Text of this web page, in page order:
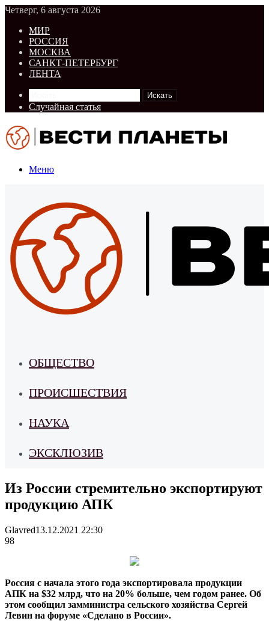
Четверг, 6 августа 2026
МИР
РОССИЯ
МОСКВА
САНКТ-ПЕТЕРБУРГ
ЛЕНТА
Искать
Случайная статья
Меню
ОБЩЕСТВО
ПРОИСШЕСТВИЯ
НАУКА
ЭКСКЛЮЗИВ
Из России стремительно экспортируют
продукцию АПК
Glavred13.12.2021 22:30
98
Россия с начала этого года экспортировала продукции
АПК на $32 млрд, что на 20% больше, чем годом ранее. Об
этом сообщил замминистра сельского хозяйства Сергей
Левин на форуме «Сделано в России».